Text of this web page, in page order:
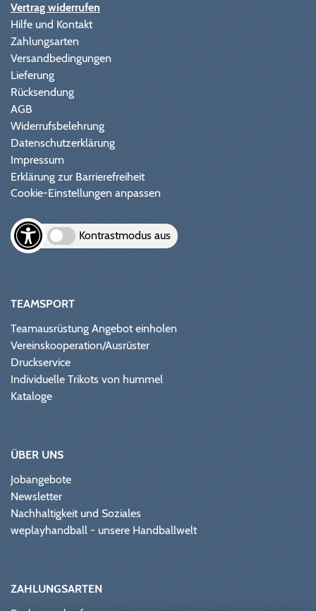
Vertrag widerrufen
Hilfe und Kontakt
Zahlungsarten
Versandbedingungen
Lieferung
Rücksendung
AGB
Widerrufsbelehrung
Datenschutzerklärung
Impressum
Erklärung zur Barrierefreiheit
Cookie-Einstellungen anpassen
Kontrastmodus aus
TEAMSPORT
Teamausrüstung Angebot einholen
Vereinskooperation/Ausrüster
Druckservice
Individuelle Trikots von hummel
Kataloge
ÜBER UNS
Jobangebote
Newsletter
Nachhaltigkeit und Soziales
weplayhandball - unsere Handballwelt
ZAHLUNGSARTEN